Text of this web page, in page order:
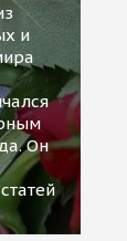
и
Он